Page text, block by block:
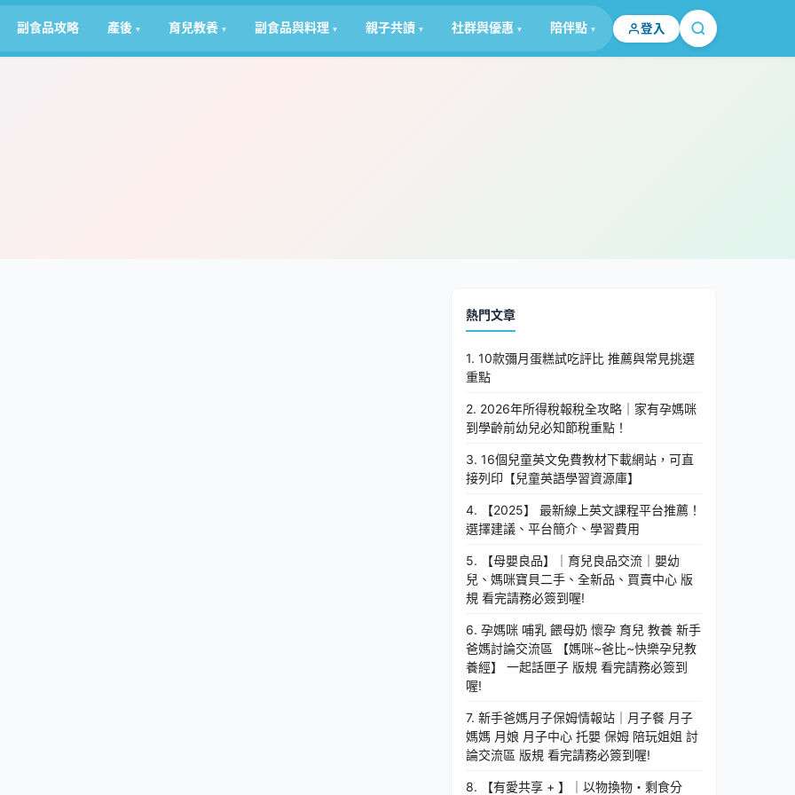
副食品攻略 產後 育兒教養 副食品與料理 親子共讀 社群與優惠 陪伴點 登入
熱門文章
1. 10款彌月蛋糕試吃評比 推薦與常見挑選
重點
2. 2026年所得稅報稅全攻略｜家有孕媽咪
到學齡前幼兒必知節稅重點！
3. 16個兒童英文免費教材下載網站，可直
接列印【兒童英語學習資源庫】
4. 【2025】 最新線上英文課程平台推薦！
選擇建議、平台簡介、學習費用
5. 【母嬰良品】｜育兒良品交流｜嬰幼
兒、媽咪寶貝二手、全新品、買賣中心 版
規 看完請務必簽到喔!
6. 孕媽咪 哺乳 餵母奶 懷孕 育兒 教養 新手
爸媽討論交流區 【媽咪~爸比~快樂孕兒教
養經】 一起話匣子 版規 看完請務必簽到
喔!
7. 新手爸媽月子保姆情報站｜月子餐 月子
媽媽 月娘 月子中心 托嬰 保姆 陪玩姐姐 討
論交流區 版規 看完請務必簽到喔!
8. 【有愛共享 + 】｜以物換物・剩食分